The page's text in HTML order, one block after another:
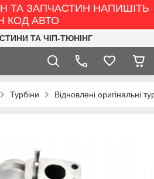
ТА ЗАПЧАСТИН НАПИШІТЬ
КОД АВТО
ТА ЧІП-ТЮНІНГ
Турбіни Відновлені оригінальні